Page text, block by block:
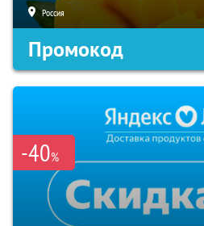
Россия
Промокод
-40%